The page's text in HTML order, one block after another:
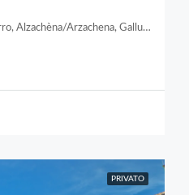
Vicolo Di Capo Ferro, Capo Ferro, Alzachèna/Arzachena, Gallura Nord-Est Sardegna, Sardigna/Sardegna, Italia
PRIVATO